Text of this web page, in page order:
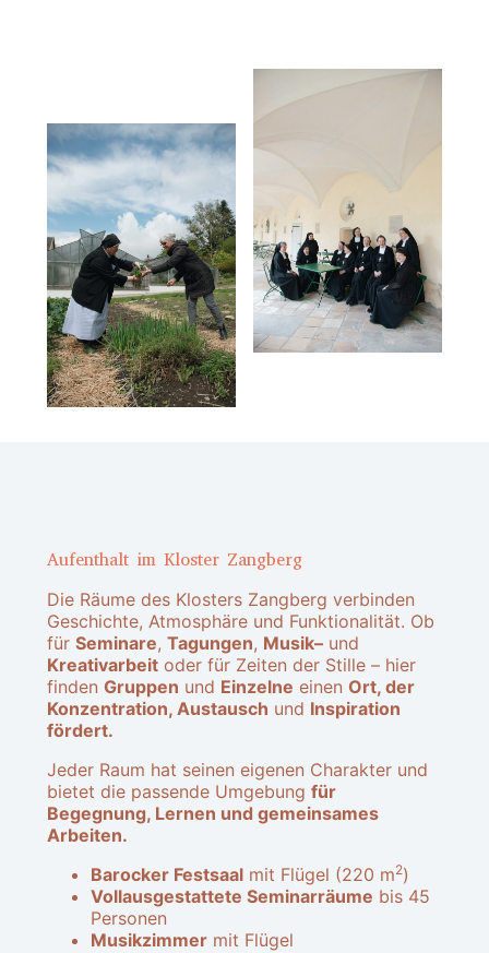
Aufenthalt im Kloster Zangberg
Die Räume des Klosters Zangberg verbinden
Geschichte, Atmosphäre und Funktionalität. Ob
für Seminare, Tagungen, Musik–und
Kreativarbeitoder für Zeiten der Stille – hier
finden Gruppen und Einzelne einen Ort, der
Konzentration, Austausch und Inspiration
fördert.
Jeder Raum hat seinen eigenen Charakter und
bietet die passende Umgebung für
Begegnung, Lernen und gemeinsames
Arbeiten.
Barocker Festsaalmit Flügel (220 m2)
Vollausgestattete Seminarräume bis 45
Personen
Musikzimmermit Flügel